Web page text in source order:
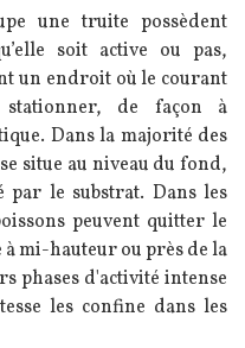
une truite possèdent
soit active ou pas,
un endroit où le courant
de façon à
Dans la majorité des
situe au niveau du fond,
par le substrat. Dans les
peuvent quitter le
mi-hauteur ou près de la
phases d'activité intense
les confine dans les